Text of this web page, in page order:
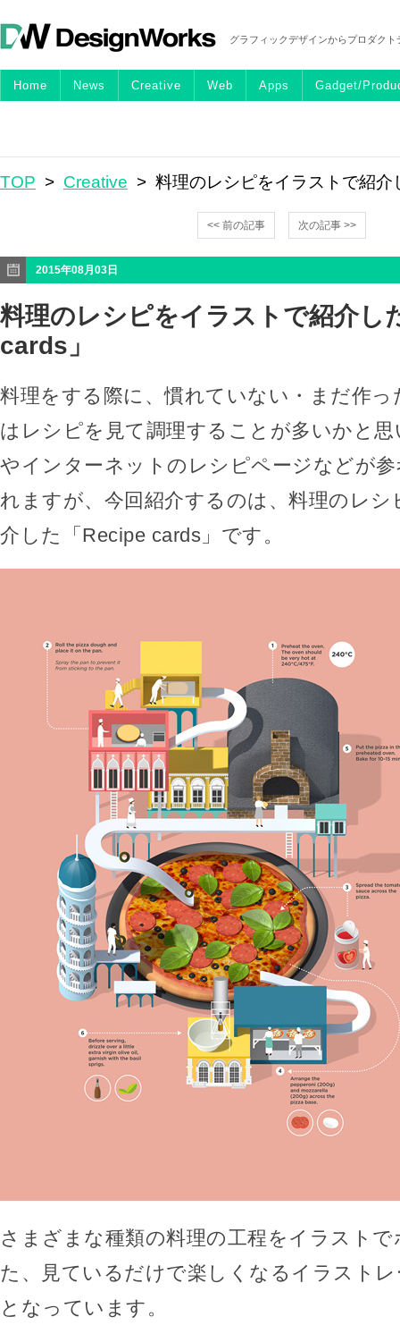
グラフィックデザインからプロダク
Home News Creative Web Apps Gadget/
TOP > Creative > 料理のレシピをイラストで紹
<< 前の記事 次の記事 >>
2015年08月03日
料理のレシピをイラストで紹介し
cards」
料理をする際に、慣れていない・まだ作
はレシピを見て調理することが多いかと
やインターネットのレシピページなどが
れますが、今回紹介するのは、料理のレ
介した「Recipe cards」です。
さまざまな種類の料理の工程をイラスト
た、見ているだけで楽しくなるイラスト
となっています。